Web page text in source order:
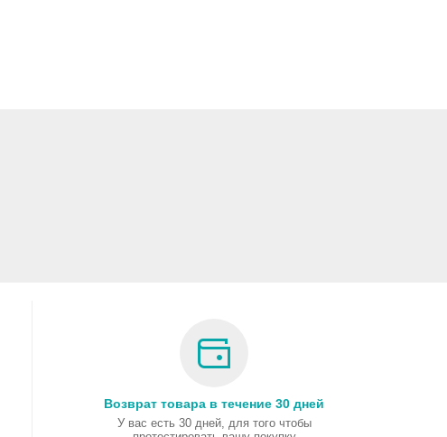
Возврат товара в течение 30 дней
У вас есть 30 дней, для того чтобы